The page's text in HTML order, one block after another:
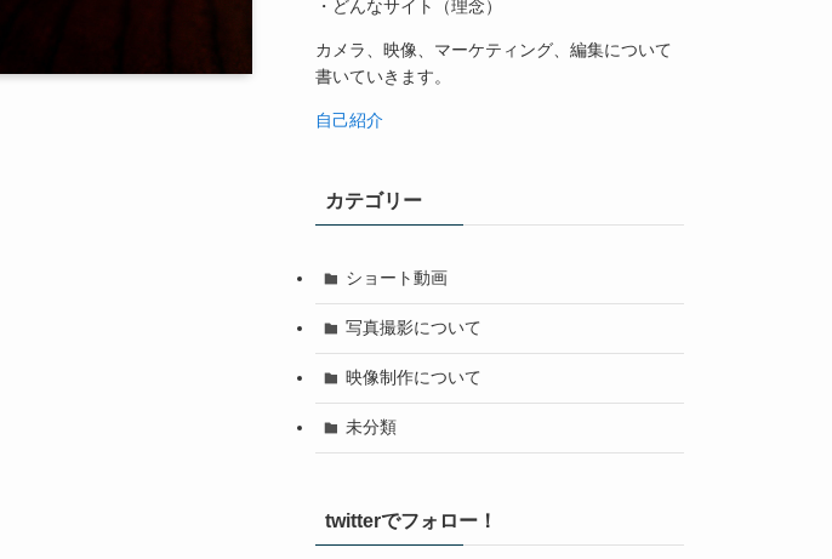
・どんなサイト（理念）
カメラ、映像、マーケティング、編集について
書いていきます。
自己紹介
カテゴリー
ショート動画
写真撮影について
映像制作について
未分類
twitterでフォロー！